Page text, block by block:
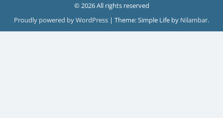
© 2026 All rights reserved
Proudly powered by WordPress | Theme: Simple Life by Nilambar.